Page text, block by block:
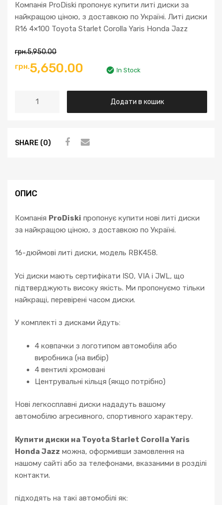
Компанія ProDiski пропонує купити литі диски за
найкращою ціною, з доставкою по Україні. Литі диски
R16 4×100 Toyota Starlet Corolla Yaris Honda Jazz
грн.5,950.00
Оригінальна
грн.5,950.00.
грн.5,650.00 Поточна
ціна:
грн.5,650.00.
In Stock
Toyota
Honda
кількість
Додати в кошик
SHARE (0)
ОПИС
Компанія ProDiski пропонує купити нові литі диски
за найкращою ціною, з доставкою по Україні.
16-дюймові литі диски, модель RBK458.
Усі диски мають сертифікати ISO, VIA і JWL, що
підтверджують високу якість. Ми пропонуємо тільки
найкращі, перевірені часом диски.
У комплекті з дисками йдуть:
4 ковпачки з логотипом автомобіля або
виробника (на вибір)
4 вентилі хромовані
Центрувальні кільця (якщо потрібно)
Нові легкосплавні диски нададуть вашому
автомобілю агресивного, спортивного характеру.
Купити диски на Toyota Starlet Corolla Yaris
Honda Jazz можна, оформивши замовлення на
нашому сайті або за телефонами, вказаними в розділі
контакти.
підходять на такі автомобілі як: